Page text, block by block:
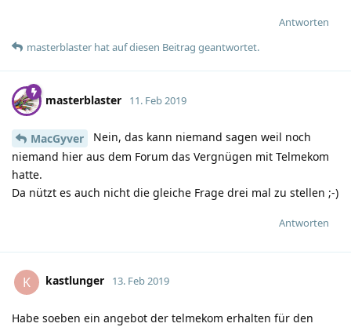
Antworten
masterblaster hatauf diesen Beitrag geantwortet.
masterblaster 11. Feb 2019
MacGyver
Nein, das kann niemand sagen weil noch
niemand hier aus dem Forum das Vergnügen mit Telmekom
hatte.
Da nützt es auch nicht die gleiche Frage drei mal zu stellen ;-)
Antworten
K kastlunger 13. Feb 2019
Habe soeben ein angebot der telmekom erhalten für den